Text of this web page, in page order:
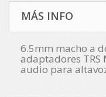
MÁS INFO
6.5mm macho a
adaptadores TRS
audio para